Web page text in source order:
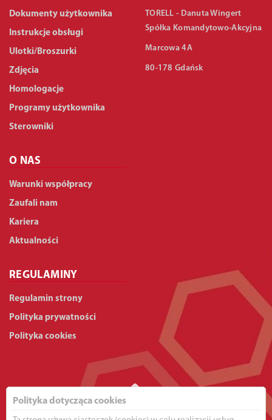
Dokumenty użytkownika
Instrukcje obsługi
Ulotki/Broszurki
Zdjęcia
Homologacje
Programy użytkownika
Sterowniki
O NAS
Warunki współpracy
Zaufali nam
Kariera
Aktualności
REGULAMINY
Regulamin strony
Polityka prywatności
Polityka cookies
TORELL - Danuta Wingert
Spółka Komandytowo-Akcyjna
Marcowa 4A
80-178 Gdańsk
Polityka dotycząca cookies